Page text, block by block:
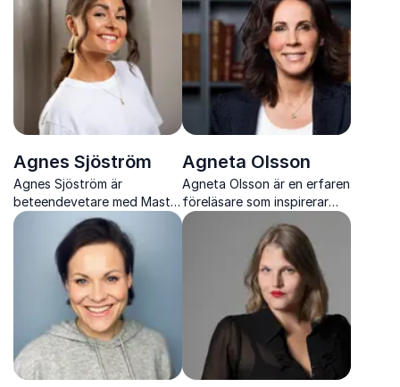
Agnes Sjöström
Agnes Sjöström är
beteendevetare med Master
i ledarskaps- och
organisationspsykologi. I tre
år har hon drivit Sveriges
största psykologipodd:
Lyckopodden.
Agneta Olsson
Agneta Olsson är en erfaren
föreläsare som inspirerar
ledare att skapa tillväxt och
navigera förändring med
mod och tydlighet.